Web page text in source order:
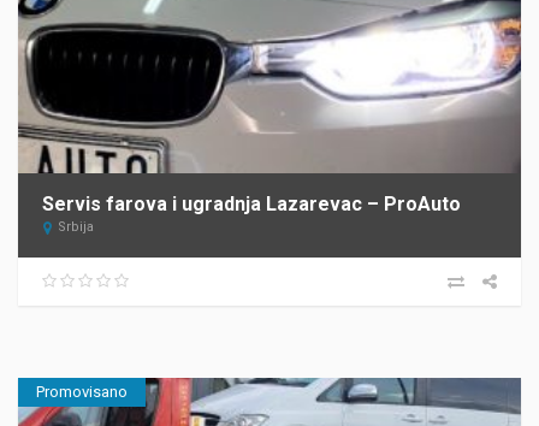
Servis farova i ugradnja Lazarevac – ProAuto
Srbija
Promovisano